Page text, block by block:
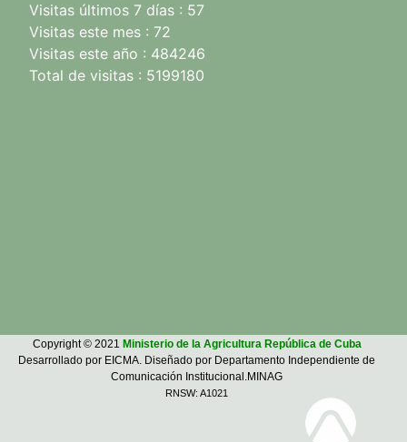
Visitas últimos 7 días : 57
Visitas este mes : 72
Visitas este año : 484246
Total de visitas : 5199180
Copyright © 2021 Ministerio de la Agricultura República de Cuba
Desarrollado por EICMA. Diseñado por Departamento Independiente de
Comunicación Institucional.MINAG
RNSW: A1021